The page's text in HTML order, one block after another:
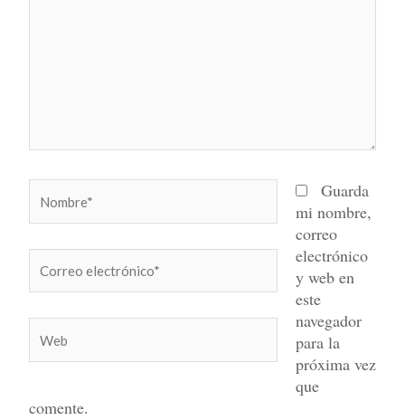
electrónico*
Guarda
mi nombre,
correo
electrónico
y web en
este
navegador
para la
próxima vez
que
comente.